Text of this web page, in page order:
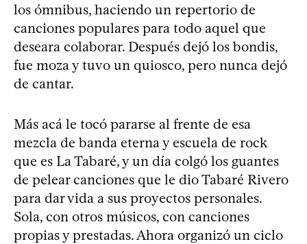
los ómnibus, haciendo un repertorio de
canciones populares para todo aquel que
deseara colaborar. Después dejó los bondis,
fue moza y tuvo un quiosco, pero nunca dejó
de cantar.
Más acá le tocó pararse al frente de esa
mezcla de banda eterna y escuela de rock
que es La Tabaré, y un día colgó los guantes
de pelear canciones que le dio Tabaré Rivero
para dar vida a sus proyectos personales.
Sola, con otros músicos, con canciones
propias y prestadas. Ahora organizó un ciclo